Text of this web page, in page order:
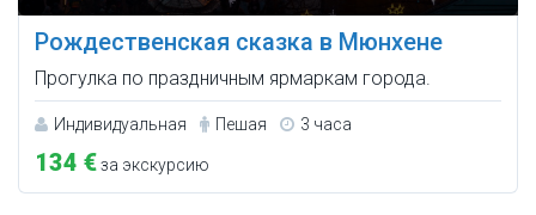
Рождественская сказка в Мюнхене
Прогулка по праздничным ярмаркам города.
Индивидуальная Пешая 3 часа
134 €за экскурсию